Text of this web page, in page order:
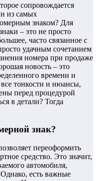
сопровождается
из самых
знаком? Для
– это не просто
часто связанное с
удачным сочетанием
номера при продаже
новость – это
времени и
тонкости и нюансы,
перед процедурой
в детали? Тогда
знак?
переоформить
средство. Это значит,
автомобиля,
есть важные